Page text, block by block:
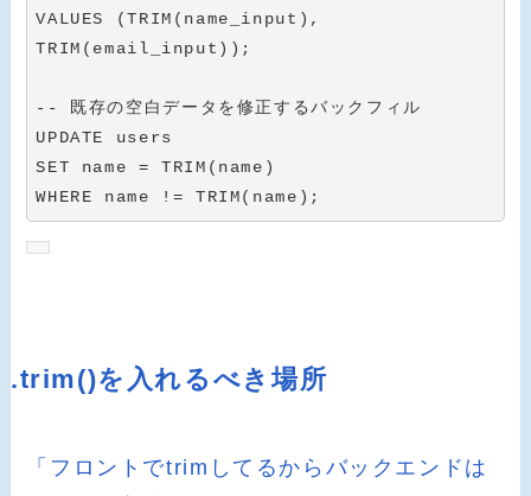
VALUES
(TRIM ( name_input ) ,
TRIM ( email_input ) ) ;
-- 既存の空白データを修正するバックフィル
UPDATE
SET name = TRIM ( name )
WHERE name != TRIM( name ) ;
.trim()を入れるべき場所
「フロントでtrimしてるからバックエンドは